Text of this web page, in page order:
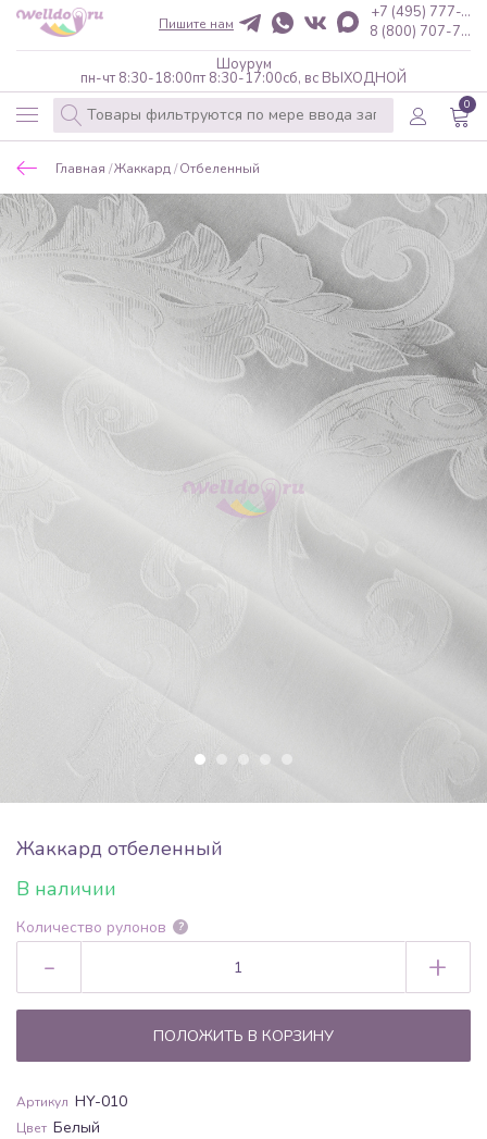
Шоурум
пн-чт 8:30-18:00пт 8:30-17:00сб, вс ВЫХОДНОЙ
+7 (495) 777-...
8 (800) 707-7...
Пишите нам
0
Главная Жаккард Отбеленный
Жаккард отбеленный
В наличии
Количество рулонов ?
- +
ПОЛОЖИТЬ В КОРЗИНУ
Артикул HY-010
Цвет Белый